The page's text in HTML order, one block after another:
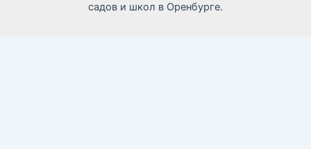
садов и школ в Оренбурге.